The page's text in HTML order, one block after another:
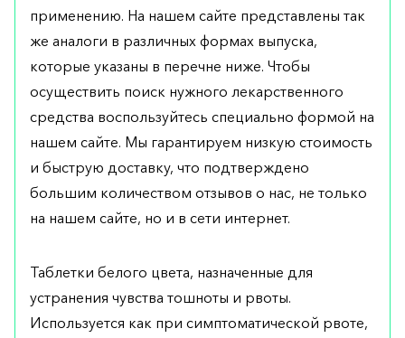
применению. На нашем сайте представлены так
же аналоги в различных формах выпуска,
которые указаны в перечне ниже. Чтобы
осуществить поиск нужного лекарственного
средства воспользуйтесь специально формой на
нашем сайте. Мы гарантируем низкую стоимость
и быструю доставку, что подтверждено
большим количеством отзывов о нас, не только
на нашем сайте, но и в сети интернет.
Таблетки белого цвета, назначенные для
устранения чувства тошноты и рвоты.
Используется как при симптоматической рвоте,